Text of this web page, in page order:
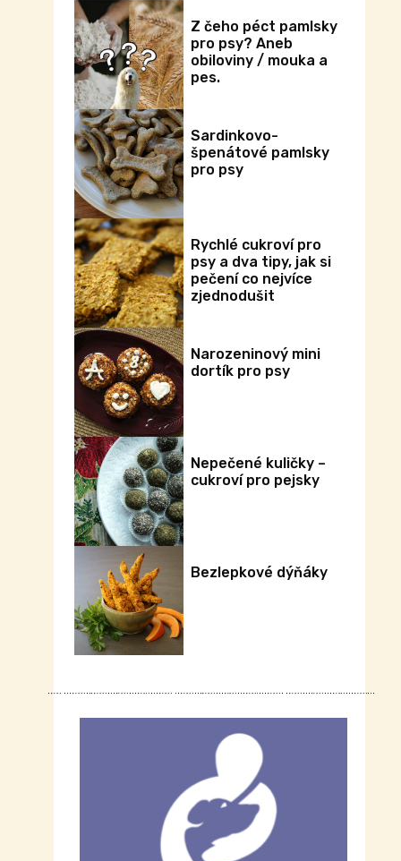
Z čeho péct pamlsky
pro psy? Aneb
obiloviny / mouka a
pes.
Sardinkovo-
špenátové pamlsky
pro psy
Rychlé cukroví pro
psy a dva tipy, jak si
pečení co nejvíce
zjednodušit
Narozeninový mini
dortík pro psy
Nepečené kuličky –
cukroví pro pejsky
Bezlepkové dýňáky